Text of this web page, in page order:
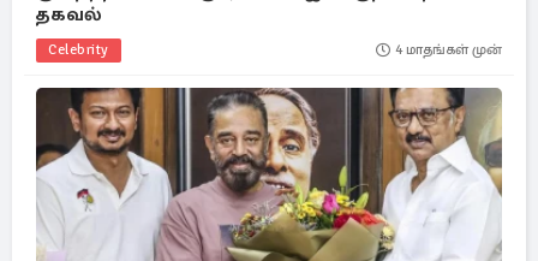
தகவல்
Celebrity 4 மாதங்கள் முன்